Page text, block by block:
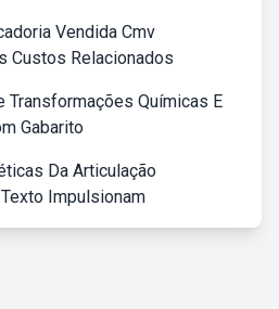
Vendida Cmv
Custos Relacionados
Transformações Químicas E
Gabarito
Da Articulação
Impulsionam